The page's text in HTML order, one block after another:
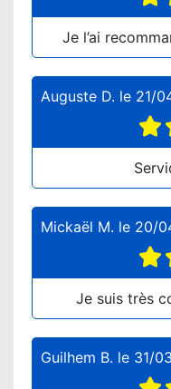
Je l’ai
Auguste D. le 21/
Mickaël M. le 20/
Je suis très
Guilhem B. le 31/